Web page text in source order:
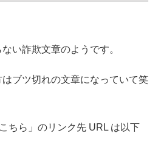
い詐欺文章のようです。
ブツ切れの文章になっていて笑
ちら」のリンク先 URL は以下